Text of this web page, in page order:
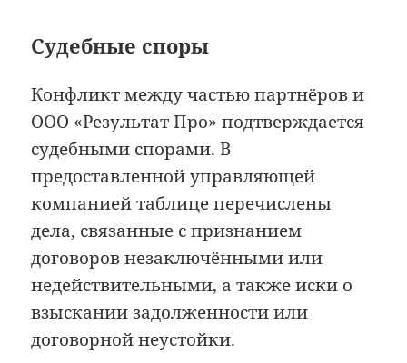
Судебные споры
Конфликт между частью партнёров и
ООО «Результат Про» подтверждается
судебными спорами. В
предоставленной управляющей
компанией таблице перечислены
дела, связанные с признанием
договоров незаключёнными или
недействительными, а также иски о
взыскании задолженности или
договорной неустойки.